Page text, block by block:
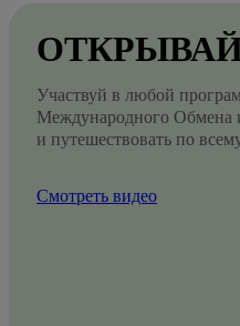
Участвуй в любой
Международного Обмена
и путешествовать по
Смотреть видео